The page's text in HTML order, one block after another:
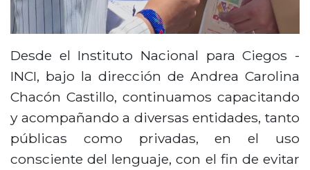
Desde el Instituto Nacional para Ciegos -
INCI, bajo la dirección de Andrea Carolina
Chacón Castillo, continuamos capacitando
y acompañando a diversas entidades, tanto
públicas como privadas, en el uso
consciente del lenguaje, con el fin de evitar